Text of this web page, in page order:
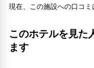
現在、この施設への口コミ
このホテルを見た
ます